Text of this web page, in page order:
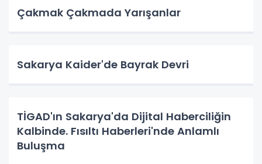
Çakmak Çakmada Yarışanlar
Sakarya Kaider'de Bayrak Devri
TİGAD'ın Sakarya'da Dijital Haberciliğin
Kalbinde. Fısıltı Haberleri'nde Anlamlı
Buluşma